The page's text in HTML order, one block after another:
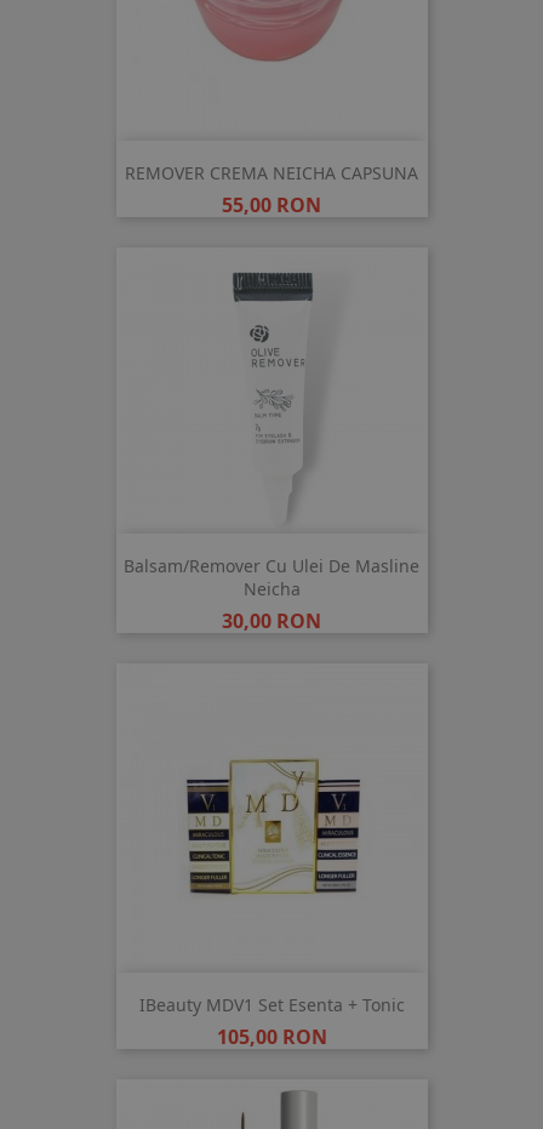
REMOVER CREMA NEICHA CAPSUNA
Pret
55,00 RON
Balsam/Remover Cu Ulei De Masline
Neicha
Pret
30,00 RON
IBeauty MDV1 Set Esenta + Tonic
Pret
105,00 RON